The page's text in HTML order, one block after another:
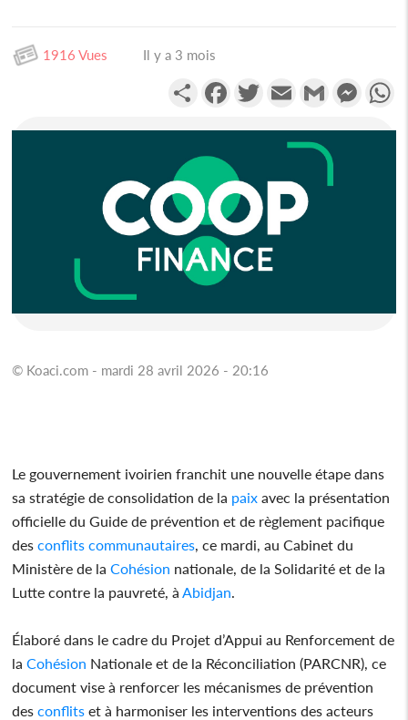
1916 Vues Il y a 3 mois
PartagerFacebookTwitterEmail Gmail
© Koaci.com - mardi 28 avril 2026 - 20:16
Le gouvernement ivoirien franchit une nouvelle étape dans
sa stratégie de consolidation de la paix avec la présentation
officielle du Guide de prévention et de règlement pacifique
des conflits communautaires , ce mardi, au Cabinet du
Ministère de laCohésion nationale, de la Solidarité et de la
Lutte contre la pauvreté, à Abidjan
Élaboré dans le cadre du Projet d’Appui au Renforcement de
laCohésion Nationale et de la Réconciliation (PARCNR), ce
document vise à renforcer les mécanismes de prévention
des conflits et à harmoniser les interventions des acteurs